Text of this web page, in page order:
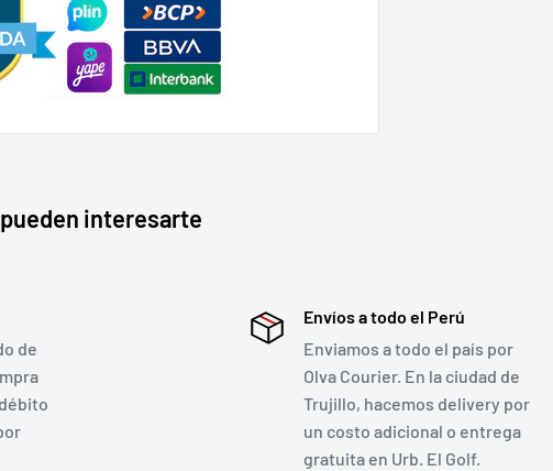
interesarte
de
Envíos a todo el Perú
Enviamos a todo el país por
Olva Courier. En la ciudad de
Trujillo, hacemos delivery por
un costo adicional o entrega
gratuita en Urb. El Golf.